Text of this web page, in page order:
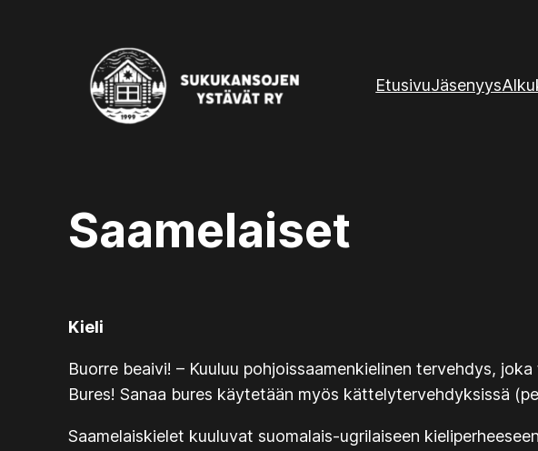
EtusivuJäsenyys
Saamelaiset
Kieli
Buorre beaivi! – Kuuluu pohjoissaamenkielinen tervehdys,
Bures! Sanaa bures käytetään myös kättelytervehdyksissä
Saamelaiskielet kuuluvat suomalais-ugrilaiseen